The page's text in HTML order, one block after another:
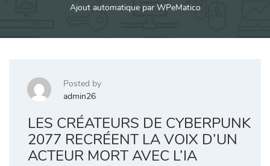
Ajout automatique par WPeMatico
Posted by
admin26
LES CRÉATEURS DE CYBERPUNK
2077 RECRÉENT LA VOIX D’UN
ACTEUR MORT AVEC L’IA